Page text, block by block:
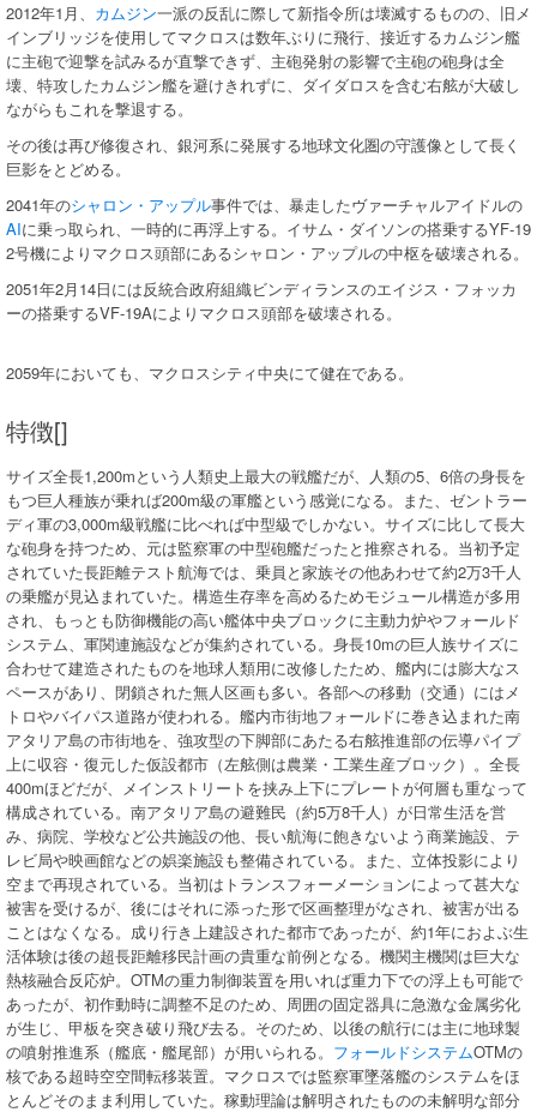
2012年1月、 カムジン一派の反乱に際して新指令所は壊滅するものの、旧メ
インブリッジを使用してマクロスは数年ぶりに飛行、接近するカムジン艦
に主砲で迎撃を試みるが直撃できず、主砲発射の影響で主砲の砲身は全
壊、特攻したカムジン艦を避けきれずに、ダイダロスを含む右舷が大破し
ながらもこれを撃退する。
その後は再び修復され、銀河系に発展する地球文化圏の守護像として長く
巨影をとどめる。
2041年のシャロン・アップル事件では、暴走したヴァーチャルアイドルの
AIに乗っ取られ、一時的に再浮上する。イサム・ダイソンの搭乗するYF-19
2号機によりマクロス頭部にあるシャロン・アップルの中枢を破壊される。
2051年2月14日には反統合政府組織ビンディランスのエイジス・フォッカ
ーの搭乗するVF-19Aによりマクロス頭部を破壊される。
2059年においても、マクロスシティ中央にて健在である。
特徴[]
サイズ全長1,200mという人類史上最大の戦艦だが、人類の5、6倍の身長を
もつ巨人種族が乗れば200m級の軍艦という感覚になる。また、ゼントラー
ディ軍の3,000m級戦艦に比べれば中型級でしかない。サイズに比して長大
な砲身を持つため、元は監察軍の中型砲艦だったと推察される。当初予定
されていた長距離テスト航海では、乗員と家族その他あわせて約2万3千人
の乗艦が見込まれていた。構造生存率を高めるためモジュール構造が多用
され、もっとも防御機能の高い艦体中央ブロックに主動力炉やフォールド
システム、軍関連施設などが集約されている。身長10mの巨人族サイズに
合わせて建造されたものを地球人類用に改修したため、艦内には膨大なス
ペースがあり、閉鎖された無人区画も多い。各部への移動（交通）にはメ
トロやバイパス道路が使われる。艦内市街地フォールドに巻き込まれた南
アタリア島の市街地を、強攻型の下脚部にあたる右舷推進部の伝導パイプ
上に収容・復元した仮設都市（左舷側は農業・工業生産ブロック）。全長
400mほどだが、メインストリートを挟み上下にプレートが何層も重なって
構成されている。南アタリア島の避難民（約5万8千人）が日常生活を営
み、病院、学校など公共施設の他、長い航海に飽きないよう商業施設、テ
レビ局や映画館などの娯楽施設も整備されている。また、立体投影により
空まで再現されている。当初はトランスフォーメーションによって甚大な
被害を受けるが、後にはそれに添った形で区画整理がなされ、被害が出る
ことはなくなる。成り行き上建設された都市であったが、約1年におよぶ生
活体験は後の超長距離移民計画の貴重な前例となる。機関主機関は巨大な
熱核融合反応炉。OTMの重力制御装置を用いれば重力下での浮上も可能で
あったが、初作動時に調整不足のため、周囲の固定器具に急激な金属劣化
が生じ、甲板を突き破り飛び去る。そのため、以後の航行には主に地球製
の噴射推進系（艦底・艦尾部）が用いられる。 フォールドシステムOTMの
核である超時空空間転移装置。マクロスでは監察軍墜落艦のシステムをほ
とんどそのまま利用していた。稼動理論は解明されたものの未解明な部分